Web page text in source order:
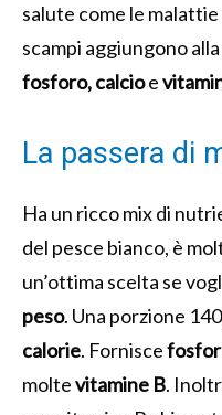
salute come le
scampi aggiungono
fosforo, calcioe
La passera di
Ha un ricco mix di
del pesce bianco, è
un’ottima scelta se
peso. Una porzione
calorie. Fornisce
moltevitamine B.